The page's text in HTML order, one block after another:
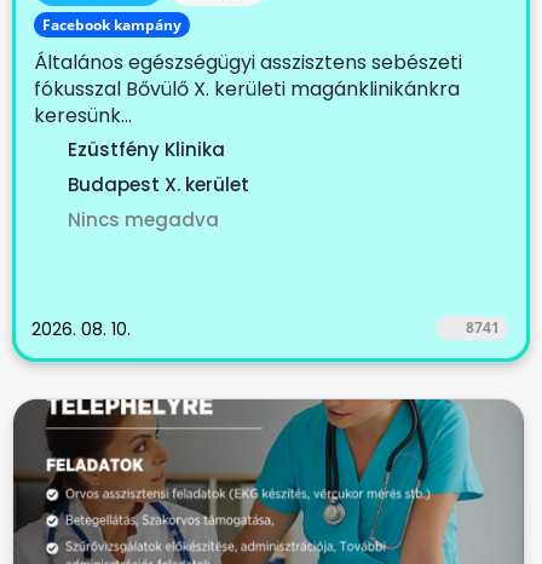
Facebook kampány
Általános egészségügyi asszisztens sebészeti
fókusszal Bővülő X. kerületi magánklinikánkra
keresünk...
Ezüstfény Klinika
Budapest X. kerület
Nincs megadva
2026. 08. 10. 8741